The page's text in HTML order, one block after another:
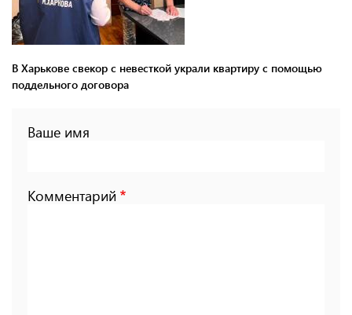
В Харькове свекор с невесткой украли квартиру с помощью
поддельного договора
Ваше имя
Комментарий